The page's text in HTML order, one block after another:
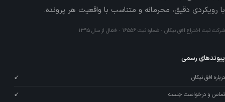
با رویکردی دقیق، محرمانه و متناسب با واقعیت هر پرونده.
شرکت ثبت اختراع افق نیکان · شماره ثبت ۱۶۵۵۶ · فعال از سال ۱۳۹۵
پیوندهای رسمی
درباره افق نیکان
↙
تماس و درخواست جلسه
↙